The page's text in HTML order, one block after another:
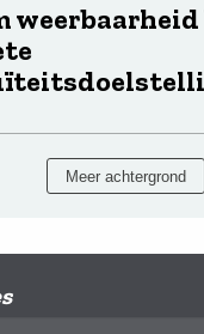
Meer achtergrond